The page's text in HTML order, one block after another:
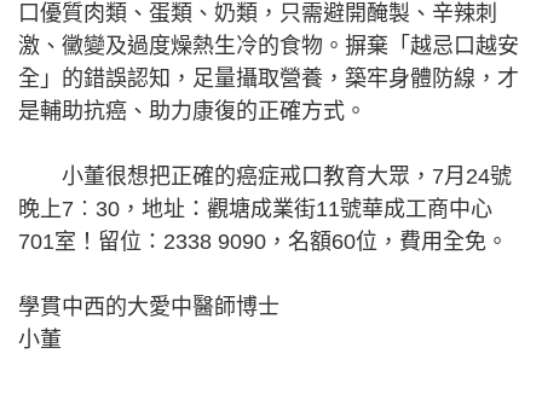
口優質肉類、蛋類、奶類，只需避開醃製、辛辣刺
激、黴變及過度燥熱生冷的食物。摒棄「越忌口越安
全」的錯誤認知，足量攝取營養，築牢身體防線，才
是輔助抗癌、助力康復的正確方式。
小董很想把正確的癌症戒口教育大眾，7月24號
晚上7︰30，地址：觀塘成業街11號華成工商中心
701室！留位：2338 9090，名額60位，費用全免。
學貫中西的大愛中醫師博士
小董